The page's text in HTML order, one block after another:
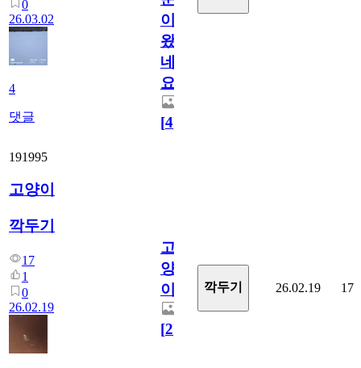
0
26.03.02
4
댓글
이
왔
네
요
[4]
191995
고양이
깍두기
17
1
0
26.02.19
고
양
이
[2]
깍두기 26.02.19 17